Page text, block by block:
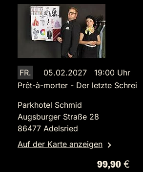
FR.
05.02.2027 19:00 Uhr
Prêt-à-morter - Der letzte Schrei
Parkhotel Schmid
Augsburger Straße 28
86477 Adelsried
Auf der Karte anzeigen
99,90 €